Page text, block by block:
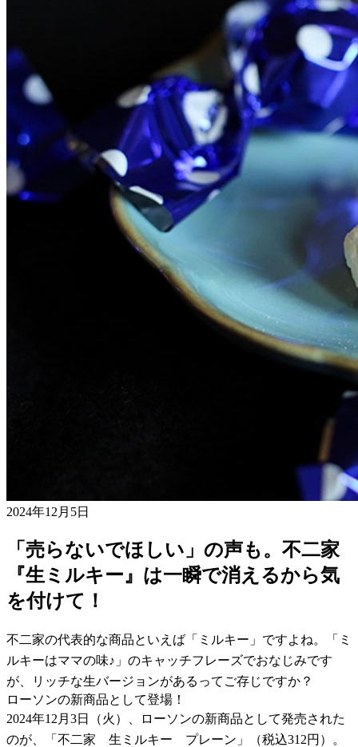
2024年12月5日
「売らないでほしい」の声も。不二家
『生ミルキー』は一瞬で消えるから気
を付けて！
不二家の代表的な商品といえば「ミルキー」ですよね。「ミ
ルキーはママの味♪」のキャッチフレーズでおなじみです
が、リッチな生バージョンがあるってご存じですか？
ローソンの新商品として登場！
2024年12月3日（火）、ローソンの新商品として発売された
のが、「不二家 生ミルキー プレーン」（税込312円）。